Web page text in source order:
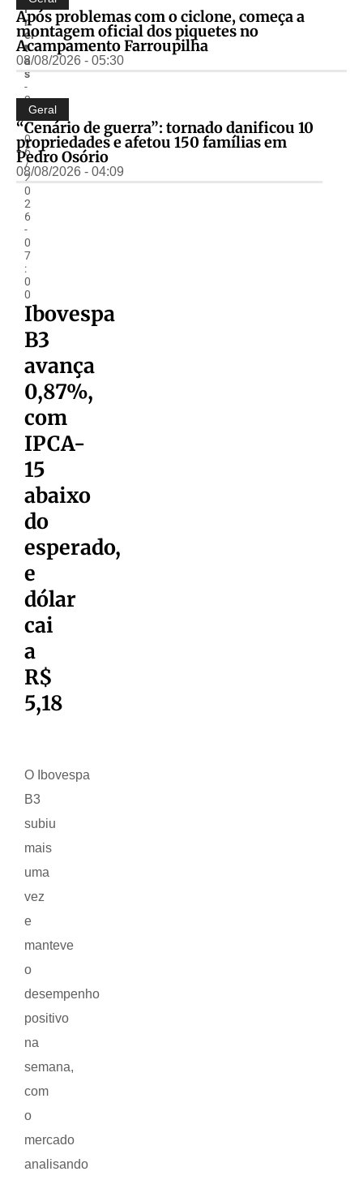
F
r
ei
t
a
s
-
2
6
/
0
6
/
2
0
2
6
-
0
7
:
0
0
Ibovespa
B3
avança
0,87%,
com
IPCA-
15
abaixo
do
esperado,
e
dólar
cai
a
R$
5,18
O Ibovespa
B3
subiu
mais
uma
vez
e
manteve
o
desempenho
positivo
na
semana,
com
o
mercado
analisando
Após problemas com o ciclone, começa a
montagem oficial dos piquetes no
Acampamento Farroupilha
08/08/2026 - 05:30
Geral
“Cenário de guerra”: tornado danificou 10
propriedades e afetou 150 famílias em
Pedro Osório
08/08/2026 - 04:09